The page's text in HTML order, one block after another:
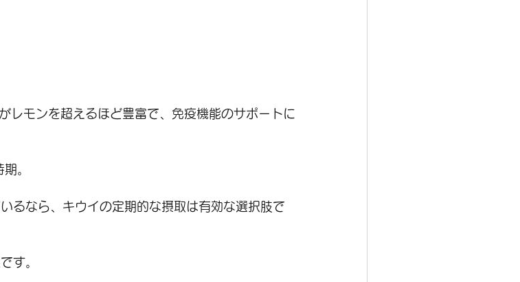
レモンを超えるほど豊富で、免疫機能のサポートに
。
るなら、キウイの定期的な摂取は有効な選択肢で
す。